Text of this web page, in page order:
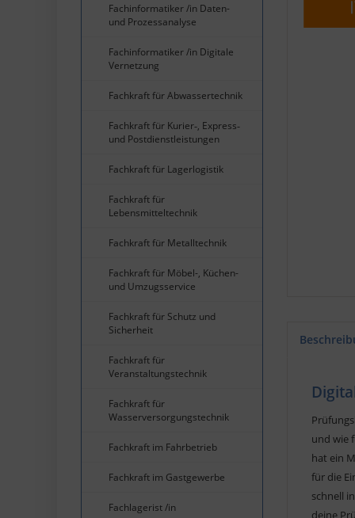
Fachinformatiker /in Daten-
und Prozessanalyse
Fachinformatiker /in Digitale
Vernetzung
Fachkraft für Abwassertechnik
Fachkraft für Kurier‐, Express‐
und Postdienstleistungen
Fachkraft für Lagerlogistik
Fachkraft für
Lebensmitteltechnik
Fachkraft für Metalltechnik
Fachkraft für Möbel-, Küchen-
und Umzugsservice
Fachkraft für Schutz und
Sicherheit
Fachkraft für
Veranstaltungstechnik
Fachkraft für
Wasserversorgungstechnik
Fachkraft im Fahrbetrieb
Fachkraft im Gastgewerbe
Fachlagerist /in
und wie
hat ein
für die
schnell
deine